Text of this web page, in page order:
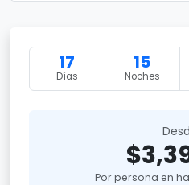
17
Días
15
Noches
Por persona en